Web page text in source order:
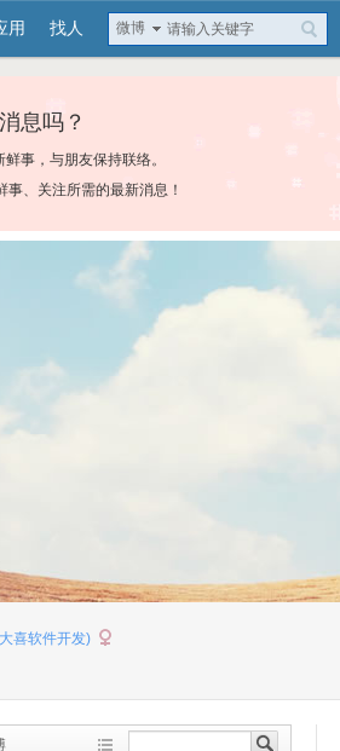
用 找人 微博
息吗？
事，与朋友保持联络。
、关注所需的最新消息！
1
喜软件开发)